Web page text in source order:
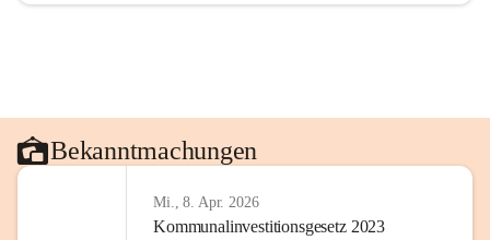
Bekanntmachungen
Mi., 8. Apr. 2026
Kommunalinvestitionsgesetz 2023